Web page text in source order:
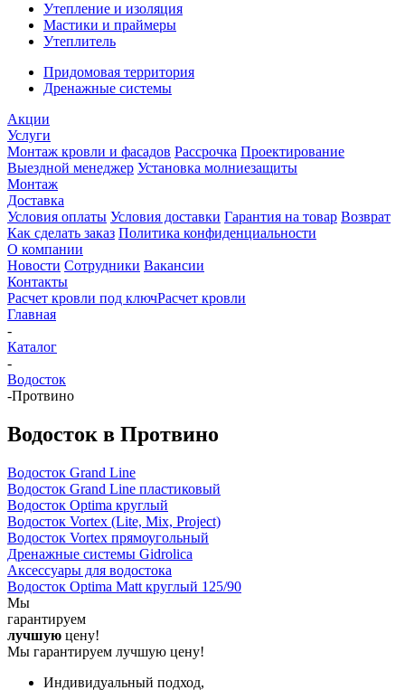
Утепление и изоляция
Мастики и праймеры
Утеплитель
Придомовая территория
Дренажные системы
Акции
Услуги
Монтаж кровли и фасадов Рассрочка Проектирование
Выездной менеджер Установка молниезащиты
Монтаж
Доставка
Условия оплаты Условия доставки Гарантия на товар Возврат
Как сделать заказ Политика конфиденциальности
О компании
Новости Сотрудники Вакансии
Контакты
Расчет кровли под ключРасчет кровли
Главная
-
Каталог
-
Водосток
-Протвино
Водосток в Протвино
Водосток Grand Line
Водосток Grand Line пластиковый
Водосток Optima круглый
Водосток Vortex (Lite, Mix, Project)
Водосток Vortex прямоугольный
Дренажные системы Gidrolica
Аксессуары для водостока
Водосток Optima Matt круглый 125/90
Мы
гарантируем
лучшую цену!
Мы гарантируем лучшую цену!
Индивидуальный подход,